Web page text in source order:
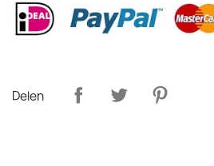
Delen